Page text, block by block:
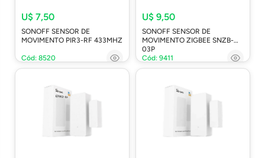
U$ 7,50
SONOFF SENSOR DE
MOVIMENTO PIR3-RF 433MHZ
Cód: 8520
U$ 9,50
SONOFF SENSOR DE
MOVIMENTO ZIGBEE SNZB-
03P
Cód: 9411